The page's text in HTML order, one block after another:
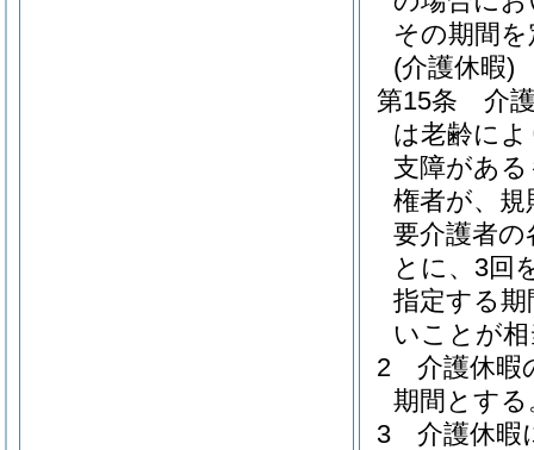
その期間
(介護休暇)
第15条
介
は老齢に
支障があ
権者が、
要介護者
とに、3回
指定する期
いことが
2
介護休暇
期間とする
3
介護休暇